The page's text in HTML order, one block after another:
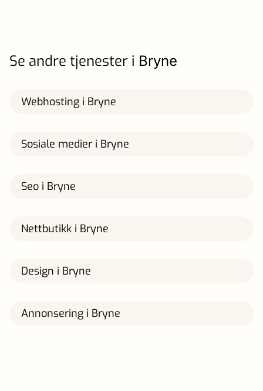
Se andre tjenester i Bryne
Webhosting i Bryne
Sosiale medier i Bryne
Seo i Bryne
Nettbutikk i Bryne
Design i Bryne
Annonsering i Bryne